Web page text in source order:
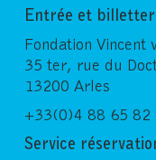
Entrée et
Fondation Vincent
35 ter, rue du
13200 Arles
+33(0)4 88 65 82
Service